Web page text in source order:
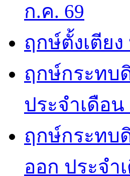
ก.ค. 69
ฤกษ์ตั้งเตีย
ฤกษ์กระทบ
ประจำเดือน
ฤกษ์กระทบ
ออก ประจำ